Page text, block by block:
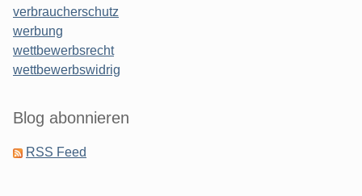
verbraucherschutz
werbung
wettbewerbsrecht
wettbewerbswidrig
Blog abonnieren
RSS Feed